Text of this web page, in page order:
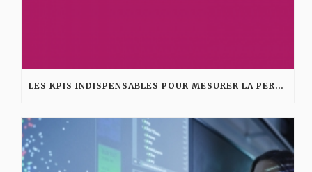
LES KPIS INDISPENSABLES POUR MESURER LA PERFORMANCE D’UNE AGENCE DIGITALE